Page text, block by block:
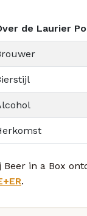
de Laurier
Beer in a Box
.